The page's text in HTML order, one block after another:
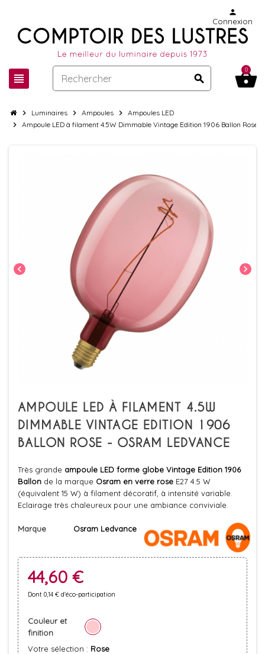
view_headline search
person
Connexion
shopping_basket
0
chevron_right Luminaires chevron_right Ampoules chevron_right Ampoules LED
chevron_right Ampoule LED à filament 4.5W Dimmable Vintage Edition 1906 Ballon Rose
chevron_left chevron_right
AMPOULE LED À FILAMENT 4.5W
DIMMABLE VINTAGE EDITION 1906
BALLON ROSE - OSRAM LEDVANCE
Très grande ampoule LED forme globe Vintage Edition 1906
Ballon de la marque Osram en verre rose E27 4.5 W
(équivalent 15 W) à filament décoratif, à intensité variable.
Eclairage très chaleureux pour une ambiance conviviale.
Marque Osram Ledvance
44,60 €
Dont 0,14 € d'éco-participation
Couleur et
finition
Votre sélection : Rose